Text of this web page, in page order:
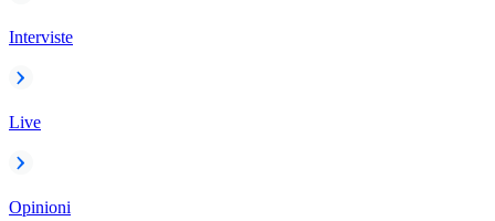
Interviste
Live
Opinioni